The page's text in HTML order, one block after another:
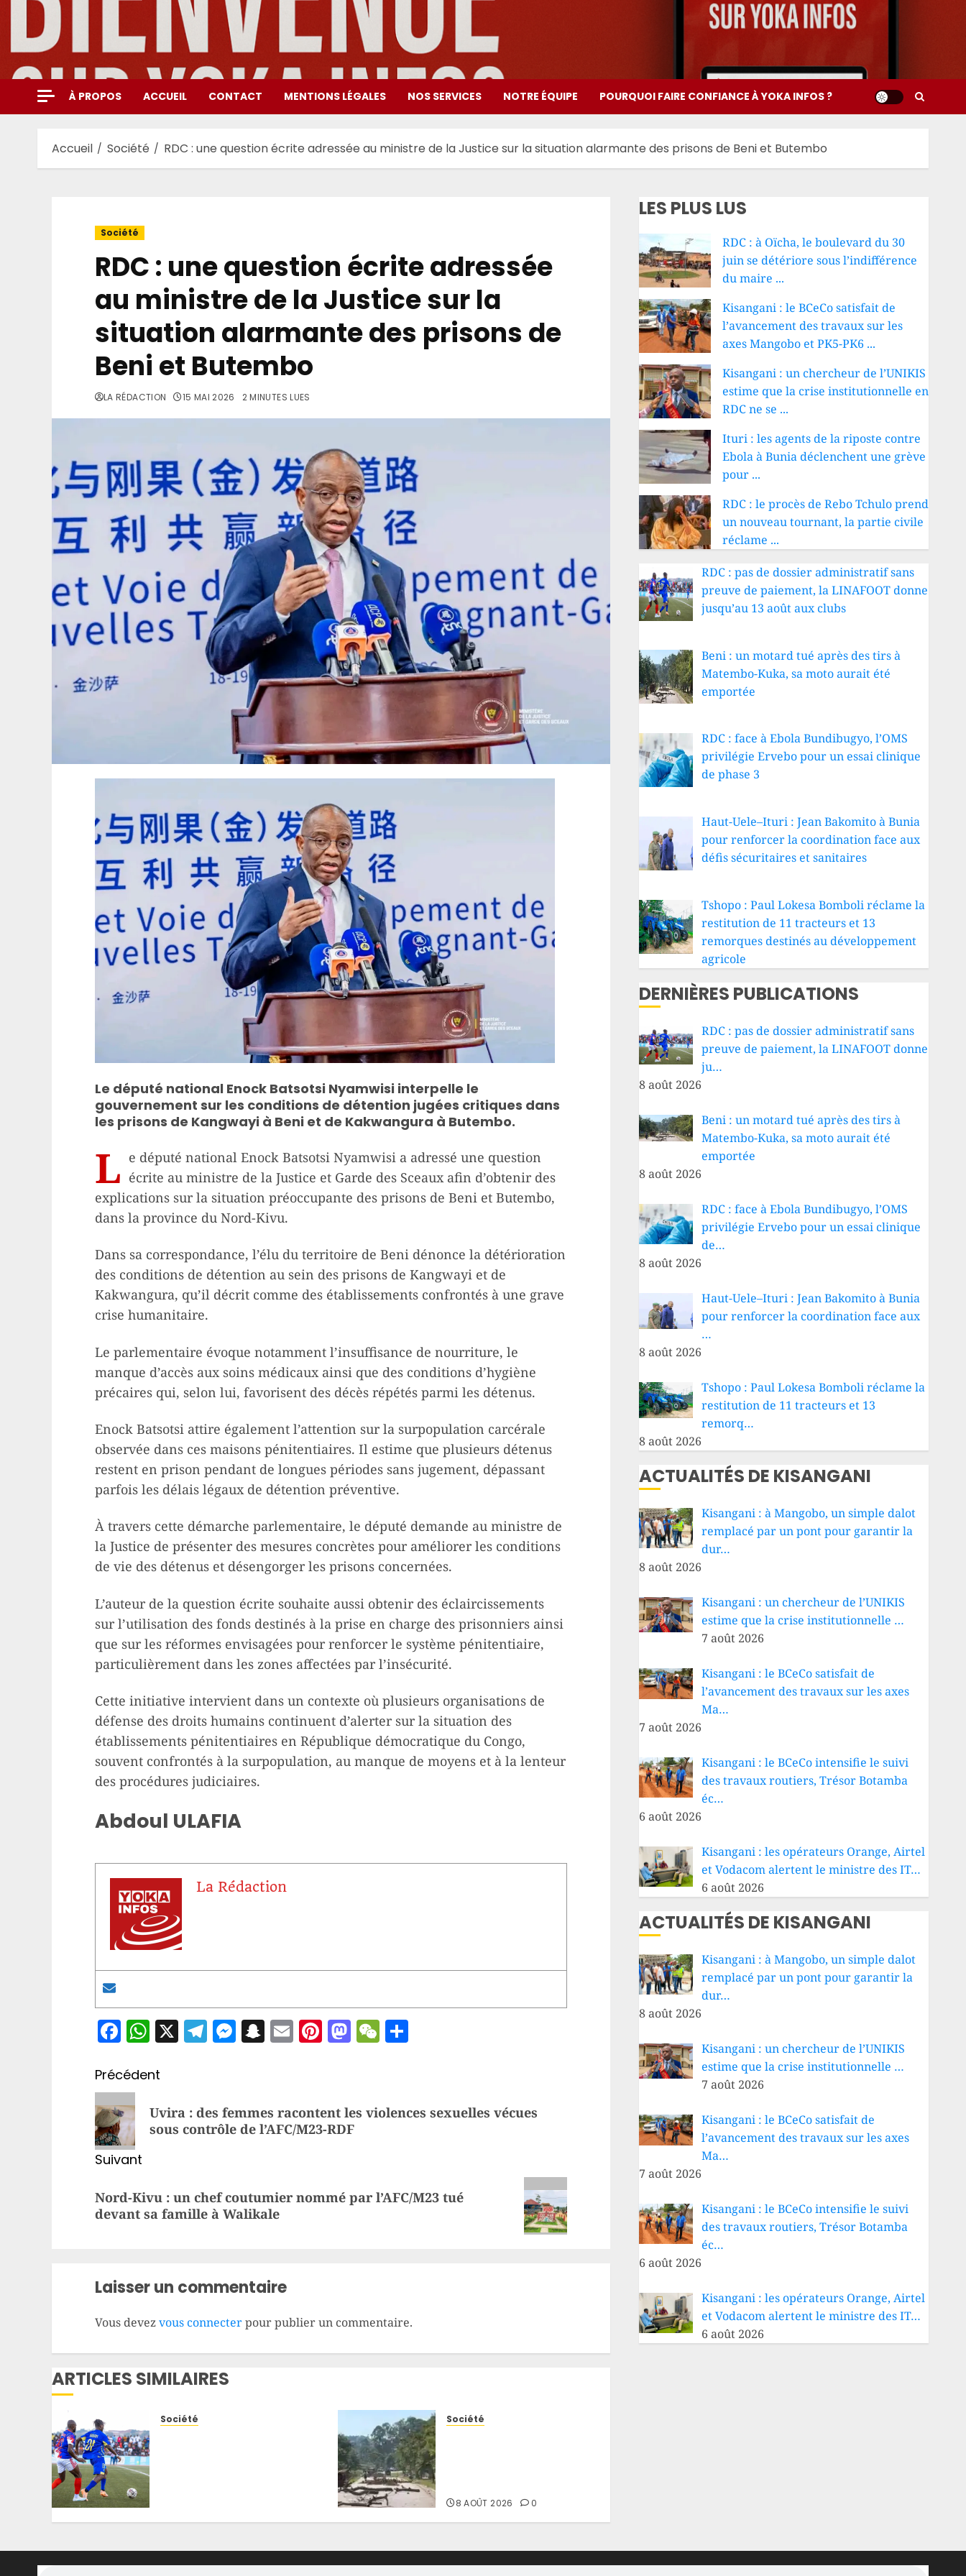
contenu
À PROPOS ACCUEIL CONTACT MENTIONS LÉGALES NOS SERVICES NOTRE ÉQUIPE POURQUOI FAIRE CONFIANCE À YOKA INFOS ?
Accueil Société RDC : une question écrite adressée au ministre de la Justice sur la situation alarmante des prisons de Beni et Butembo
Société
RDC : une question écrite adressée
au ministre de la Justice sur la
situation alarmante des prisons de
Beni et Butembo
LA RÉDACTION 15 MAI 2026 2 MINUTES LUES
Le député national Enock Batsotsi Nyamwisi interpelle le
gouvernement sur les conditions de détention jugées critiques dans
les prisons de Kangwayi à Beni et de Kakwangura à Butembo.
L e député national Enock Batsotsi Nyamwisi a adressé une question
écrite au ministre de la Justice et Garde des Sceaux afin d’obtenir des
explications sur la situation préoccupante des prisons de Beni et Butembo,
dans la province du Nord-Kivu.
Dans sa correspondance, l’élu du territoire de Beni dénonce la détérioration
des conditions de détention au sein des prisons de Kangwayi et de
Kakwangura, qu’il décrit comme des établissements confrontés à une grave
crise humanitaire.
Le parlementaire évoque notamment l’insuffisance de nourriture, le
manque d’accès aux soins médicaux ainsi que des conditions d’hygiène
précaires qui, selon lui, favorisent des décès répétés parmi les détenus.
Enock Batsotsi attire également l’attention sur la surpopulation carcérale
observée dans ces maisons pénitentiaires. Il estime que plusieurs détenus
restent en prison pendant de longues périodes sans jugement, dépassant
parfois les délais légaux de détention préventive.
À travers cette démarche parlementaire, le député demande au ministre de
la Justice de présenter des mesures concrètes pour améliorer les conditions
de vie des détenus et désengorger les prisons concernées.
L’auteur de la question écrite souhaite aussi obtenir des éclaircissements
sur l’utilisation des fonds destinés à la prise en charge des prisonniers ainsi
que sur les réformes envisagées pour renforcer le système pénitentiaire,
particulièrement dans les zones affectées par l’insécurité.
Cette initiative intervient dans un contexte où plusieurs organisations de
défense des droits humains continuent d’alerter sur la situation des
établissements pénitentiaires en République démocratique du Congo,
souvent confrontés à la surpopulation, au manque de moyens et à la lenteur
des procédures judiciaires.
Abdoul ULAFIA
La Rédaction
Facebook
WhatsApp
X Telegram
Messenger
Snapchat
EmailPinterest
Mastodon
WeChat
Navigation
d’article
Précédent
Article
précédent:Uvira : des femmes racontent les violences sexuelles vécues
sous contrôle de l’AFC/M23-RDF
Suivant
suivant:
Nord-Kivu : un chef coutumier nommé par l’AFC/M23 tué
devant sa famille à Walikale
Laisser un commentaire
Vous devezvous connecterpour publier un commentaire.
ARTICLES SIMILAIRES
Société Société
8 AOÛT 2026 0
LES PLUS LUS
RDC : à Oïcha, le boulevard du 30
juin se détériore sous l’indifférence
du maire ...
Kisangani : le BCeCo satisfait de
l’avancement des travaux sur les
axes Mangobo et PK5-PK6 ...
Kisangani : un chercheur de l’UNIKIS
estime que la crise institutionnelle en
RDC ne se ...
Ituri : les agents de la riposte contre
Ebola à Bunia déclenchent une grève
pour ...
RDC : le procès de Rebo Tchulo prend
un nouveau tournant, la partie civile
réclame ...
RDC : pas de dossier administratif sans
preuve de paiement, la LINAFOOT donne
jusqu’au 13 août aux clubs
Beni : un motard tué après des tirs à
Matembo-Kuka, sa moto aurait été
emportée
RDC : face à Ebola Bundibugyo, l’OMS
privilégie Ervebo pour un essai clinique
de phase 3
Haut-Uele–Ituri : Jean Bakomito à Bunia
pour renforcer la coordination face aux
défis sécuritaires et sanitaires
Tshopo : Paul Lokesa Bomboli réclame la
restitution de 11 tracteurs et 13
remorques destinés au développement
agricole
DERNIÈRES PUBLICATIONS
RDC : pas de dossier administratif sans
preuve de paiement, la LINAFOOT donne
ju…
8 août 2026
Beni : un motard tué après des tirs à
Matembo-Kuka, sa moto aurait été
emportée
8 août 2026
RDC : face à Ebola Bundibugyo, l’OMS
privilégie Ervebo pour un essai clinique
de…
8 août 2026
Haut-Uele–Ituri : Jean Bakomito à Bunia
pour renforcer la coordination face aux
…
8 août 2026
Tshopo : Paul Lokesa Bomboli réclame la
restitution de 11 tracteurs et 13
remorq…
8 août 2026
ACTUALITÉS DE KISANGANI
Kisangani : à Mangobo, un simple dalot
remplacé par un pont pour garantir la
dur…
8 août 2026
Kisangani : un chercheur de l’UNIKIS
estime que la crise institutionnelle …
7 août 2026
Kisangani : le BCeCo satisfait de
l’avancement des travaux sur les axes
Ma…
7 août 2026
Kisangani : le BCeCo intensifie le suivi
des travaux routiers, Trésor Botamba
éc…
6 août 2026
Kisangani : les opérateurs Orange, Airtel
et Vodacom alertent le ministre des IT…
6 août 2026
ACTUALITÉS DE KISANGANI
Kisangani : à Mangobo, un simple dalot
remplacé par un pont pour garantir la
dur…
8 août 2026
Kisangani : un chercheur de l’UNIKIS
estime que la crise institutionnelle …
7 août 2026
Kisangani : le BCeCo satisfait de
l’avancement des travaux sur les axes
Ma…
7 août 2026
Kisangani : le BCeCo intensifie le suivi
des travaux routiers, Trésor Botamba
éc…
6 août 2026
Kisangani : les opérateurs Orange, Airtel
et Vodacom alertent le ministre des IT…
6 août 2026